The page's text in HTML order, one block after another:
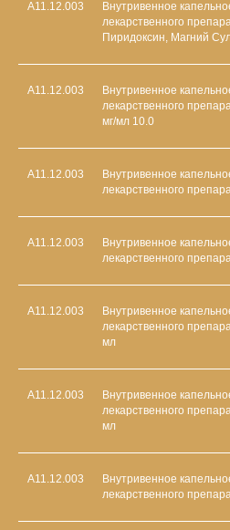
А11.12.003
Внутривенное
лекарственного
Пиридоксин, Магний
А11.12.003
Внутривенное
лекарственного
мг/мл 10.0
А11.12.003
Внутривенное
лекарственного
А11.12.003
Внутривенное
лекарственного
А11.12.003
Внутривенное
лекарственного
мл
А11.12.003
Внутривенное
лекарственного
мл
А11.12.003
Внутривенное
лекарственного